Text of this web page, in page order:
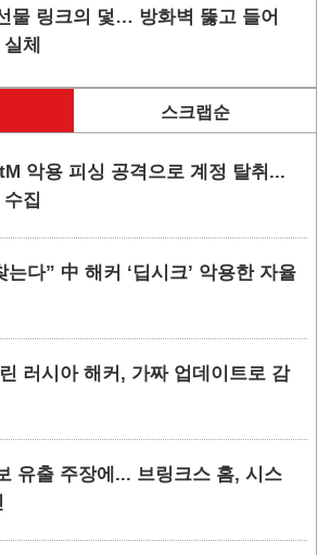
물 링크의 덫… 방화벽 뚫고 들어
체
스크랩순
악용 피싱 공격으로 계정 탈취...
집
다” 中 해커 ‘딥시크’ 악용한 자율
러시아 해커, 가짜 업데이트로 감
유출 주장에... 브링크스 홈, 시스